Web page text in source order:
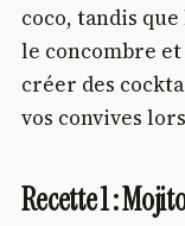
coco, tandis
le concombre
créer des
vos convives
Recette 1 :